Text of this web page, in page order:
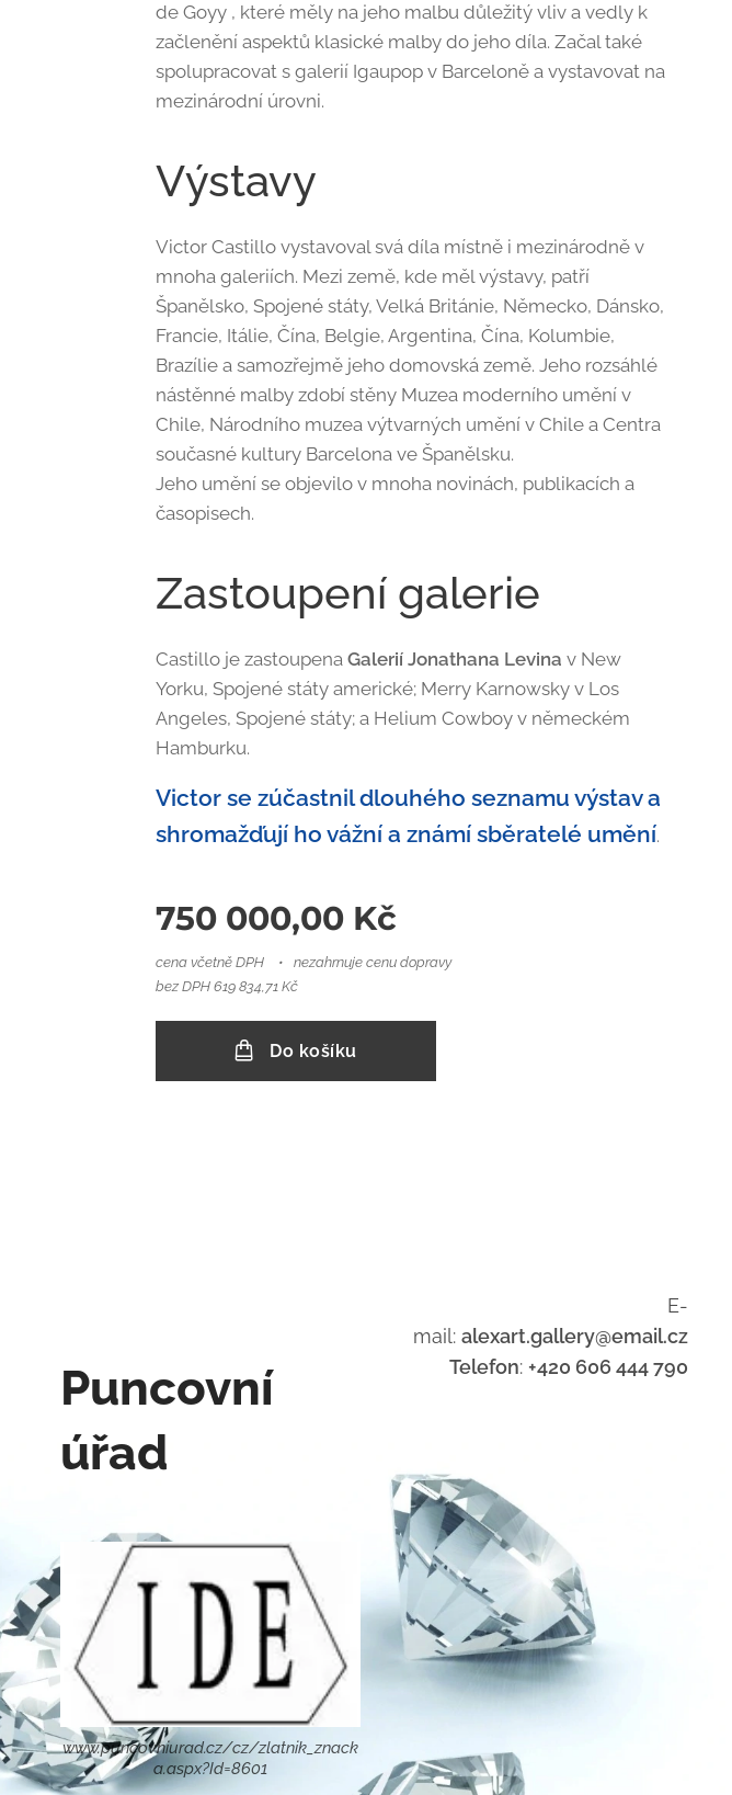
de Goyy , které měly na jeho malbu důležitý vliv a vedly k
začlenění aspektů klasické malby do jeho díla. Začal také
spolupracovat s galerií Igaupop v Barceloně a vystavovat na
mezinárodní úrovni.
Výstavy
Victor Castillo vystavoval svá díla místně i mezinárodně v
mnoha galeriích. Mezi země, kde měl výstavy, patří
Španělsko, Spojené státy, Velká Británie, Německo, Dánsko,
Francie, Itálie, Čína, Belgie, Argentina, Čína, Kolumbie,
Brazílie a samozřejmě jeho domovská země. Jeho rozsáhlé
nástěnné malby zdobí stěny Muzea moderního umění v
Chile, Národního muzea výtvarných umění v Chile a Centra
současné kultury Barcelona ve Španělsku.
Jeho umění se objevilo v mnoha novinách, publikacích a
časopisech.
Zastoupení galerie
Castillo je zastoupenaGalerií Jonathana Levina v New
Yorku, Spojené státy americké; Merry Karnowsky v Los
Angeles, Spojené státy; a Helium Cowboy v německém
Hamburku.
Victor se zúčastnil dlouhého seznamu výstav a
shromažďují ho vážní a známí sběratelé umění.
750 000,00 Kč
cena včetně DPH
nezahrnuje cenu dopravy
bez DPH 619 834,71 Kč
Do košíku
Puncovní
úřad
www.puncovniurad.cz/cz/zlatnik_znack
a.aspx?Id=8601
E-
mail: alexart.gallery@email.cz
Telefon: +420 606 444 790